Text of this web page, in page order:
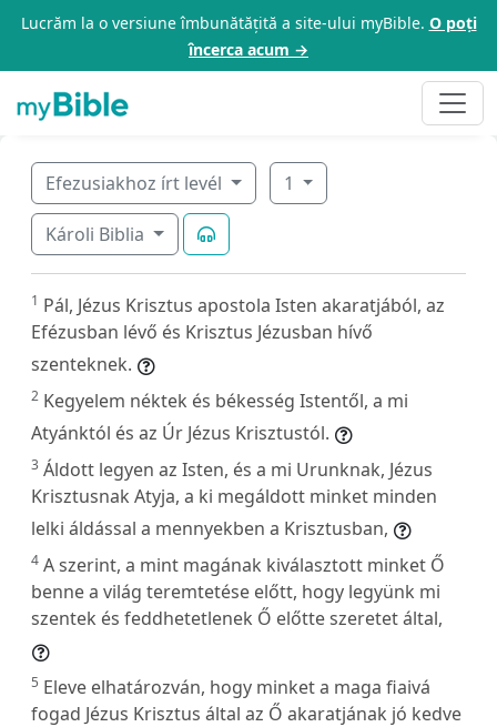
Lucrăm la o versiune îmbunătățită a site-ului myBible. O poți
încerca acum →
Efezusiakhoz írt levél 1
Károli Biblia
1 Pál, Jézus Krisztus apostola Isten akaratjából, az
Efézusban lévő és Krisztus Jézusban hívő
szenteknek.
2 Kegyelem néktek és békesség Istentől, a mi
Atyánktól és az Úr Jézus Krisztustól.
3 Áldott legyen az Isten, és a mi Urunknak, Jézus
Krisztusnak Atyja, a ki megáldott minket minden
lelki áldással a mennyekben a Krisztusban,
4 A szerint, a mint magának kiválasztott minket Ő
benne a világ teremtetése előtt, hogy legyünk mi
szentek és feddhetetlenek Ő előtte szeretet által,
5 Eleve elhatározván, hogy minket a maga fiaivá
fogad Jézus Krisztus által az Ő akaratjának jó kedve